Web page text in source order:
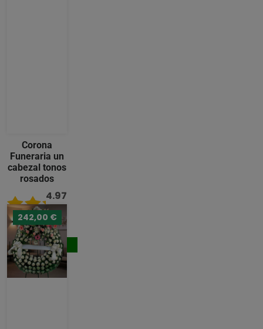
Corona
Funeraria un
cabezal tonos
rosados
4.97
/ 5
236,00 €
Comprar
242,00 €